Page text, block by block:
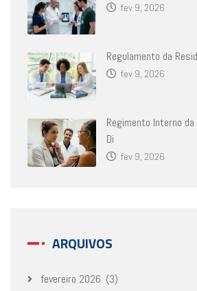
fev 9, 2026
Regulamento da
fev 9, 2026
Regimento Interno da
Di
fev 9, 2026
ARQUIVOS
fevereiro 2026 (3)